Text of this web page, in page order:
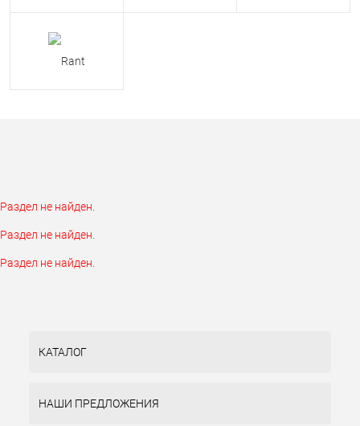
Раздел не найден.
Раздел не найден.
Раздел не найден.
КАТАЛОГ
НАШИ ПРЕДЛОЖЕНИЯ